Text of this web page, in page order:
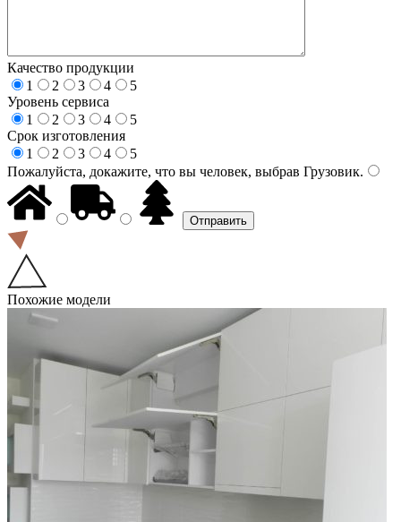
Качество продукции
1
2 3 4
5
Уровень сервиса
1
2 3 4
5
Срок изготовления
1
2 3 4
5
Пожалуйста, докажите, что вы человек, выбрав Грузовик.
Похожие модели